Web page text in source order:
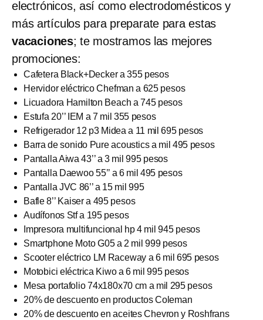
electrónicos, así como electrodomésticos y
más artículos para preparate para estas
vacaciones; te mostramos las mejores
promociones:
Cafetera Black+Decker a 355 pesos
Hervidor eléctrico Chefman a 625 pesos
Licuadora Hamilton Beach a 745 pesos
Estufa 20’’ IEM a 7 mil 355 pesos
Refrigerador 12 p3 Midea a 11 mil 695 pesos
Barra de sonido Pure acoustics a mil 495 pesos
Pantalla Aiwa 43’’ a 3 mil 995 pesos
Pantalla Daewoo 55’’ a 6 mil 495 pesos
Pantalla JVC 86’’ a 15 mil 995
Bafle 8’’ Kaiser a 495 pesos
Audífonos Stf a 195 pesos
Impresora multifuncional hp 4 mil 945 pesos
Smartphone Moto G05 a 2 mil 999 pesos
Scooter eléctrico LM Raceway a 6 mil 695 pesos
Motobici eléctrica Kiwo a 6 mil 995 pesos
Mesa portafolio 74x180x70 cm a mil 295 pesos
20% de descuento en productos Coleman
20% de descuento en aceites Chevron y Roshfrans